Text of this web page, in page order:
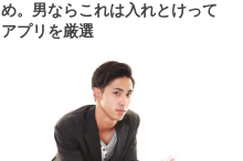
め。男ならこれは入れとけって
アプリを厳選